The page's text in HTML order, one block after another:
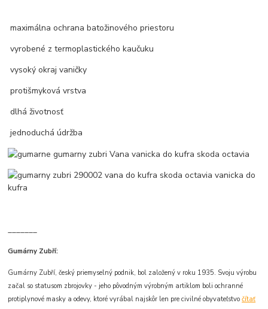
maximálna ochrana batožinového priestoru
vyrobené z termoplastického kaučuku
vysoký okraj vaničky
protišmyková vrstva
dlhá životnosť
jednoduchá údržba
_______
Gumárny Zubří:
Gumárny Zubří, český priemyselný podnik, bol založený v roku 1935. Svoju výrobu
začal so statusom zbrojovky - jeho pôvodným výrobným artiklom boli ochranné
protiplynové masky a odevy, ktoré vyrábal najskôr len pre civilné obyvateľstvočítať